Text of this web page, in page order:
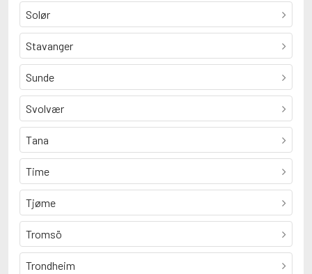
Solør
Stavanger
Sunde
Svolvær
Tana
Time
Tjøme
Tromsö
Trondheim